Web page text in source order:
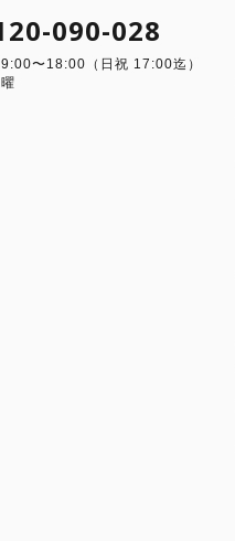
090-028
〜18:00（日祝 17:00迄）